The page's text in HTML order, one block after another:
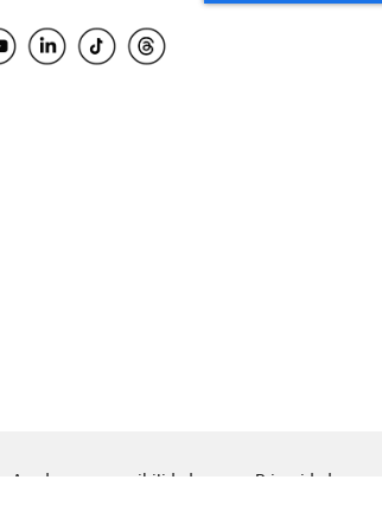
Ayuda para accesibilidad Privacidad